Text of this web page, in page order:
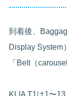
到着後、
Display System
「Belt（
KLIA T1は1〜